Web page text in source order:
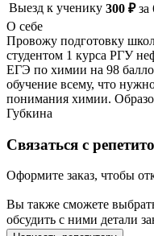
Выезд к ученику 300 ₽ за
О себе
Провожу подготовку
студентом 1 курса РГУ
ЕГЭ по химии на 98
обучение всему, что
понимания химии.
Губкина
Связаться с
Оформите заказ, чтобы
Вы также сможете
обсудить с ними детали